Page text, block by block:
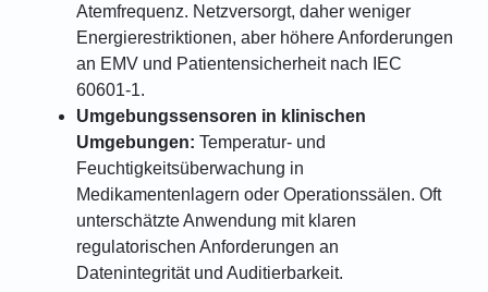
Atemfrequenz. Netzversorgt, daher weniger
Energierestriktionen, aber höhere Anforderungen
an EMV und Patientensicherheit nach IEC
60601-1.
Umgebungssensoren in klinischen
Umgebungen: Temperatur- und
Feuchtigkeitsüberwachung in
Medikamentenlagern oder Operationssälen. Oft
unterschätzte Anwendung mit klaren
regulatorischen Anforderungen an
Datenintegrität und Auditierbarkeit.